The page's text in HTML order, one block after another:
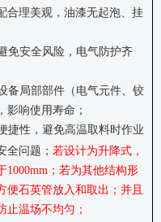
合理美观，油漆无起泡、挂
免安全风险，电气防护齐
备局部部件（电气元件、铰
影响使用寿命；
捷性，避免高温取料时作业
全问题； 若设计为升降式，
1000mm ； 若为其他结构形
便石英管放入和取出；并且
止温场不均匀；